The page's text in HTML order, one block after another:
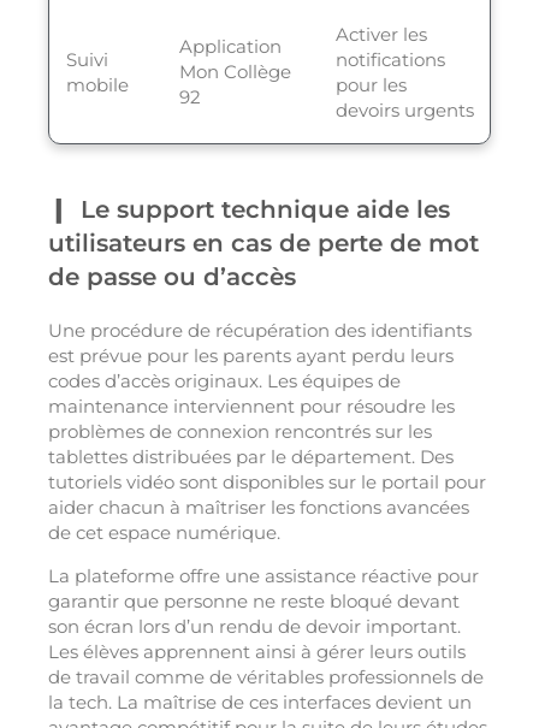
Suivi
mobile
Application
Mon Collège
92
Activer les
notifications
pour les
devoirs urgents
Le support technique aide les
utilisateurs en cas de perte de mot
de passe ou d’accès
Une procédure de récupération des identifiants
est prévue pour les parents ayant perdu leurs
codes d’accès originaux. Les équipes de
maintenance interviennent pour résoudre les
problèmes de connexion rencontrés sur les
tablettes distribuées par le département. Des
tutoriels vidéo sont disponibles sur le portail pour
aider chacun à maîtriser les fonctions avancées
de cet espace numérique.
La plateforme offre une assistance réactive pour
garantir que personne ne reste bloqué devant
son écran lors d’un rendu de devoir important.
Les élèves apprennent ainsi à gérer leurs outils
de travail comme de véritables professionnels de
la tech. La maîtrise de ces interfaces devient un